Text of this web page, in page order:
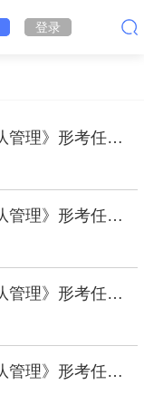
登录
国家开放大学2022年秋《个人与团队管理》形考任务6【百分答案】
国家开放大学2022年秋《个人与团队管理》形考任务5【百分答案】
国家开放大学2022年秋《个人与团队管理》形考任务4【百分答案】
国家开放大学2022年秋《个人与团队管理》形考任务3【百分答案】